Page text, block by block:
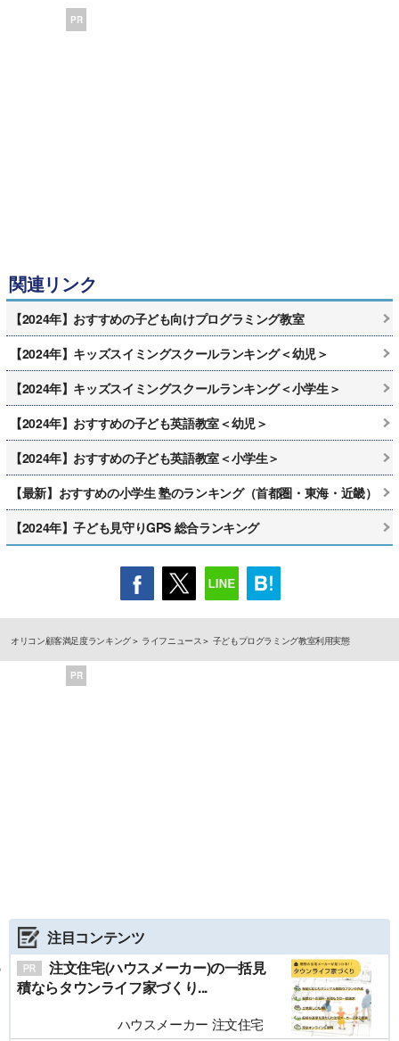
PR
関連リンク
【2024年】おすすめの子ども向けプログラミング教室
【2024年】キッズスイミングスクールランキング＜幼児＞
【2024年】キッズスイミングスクールランキング＜小学生＞
【2024年】おすすめの子ども英語教室＜幼児＞
【2024年】おすすめの子ども英語教室＜小学生＞
【最新】おすすめの小学生 塾のランキング（首都圏・東海・近畿）
【2024年】子ども見守りGPS 総合ランキング
オリコン顧客満足度ランキング ライフニュース 子どもプログラミング教室利用実態
PR
注目コンテンツ
注文住宅(ハウスメーカー)の一括見
積ならタウンライフ家づくり...
ハウスメーカー 注文住宅